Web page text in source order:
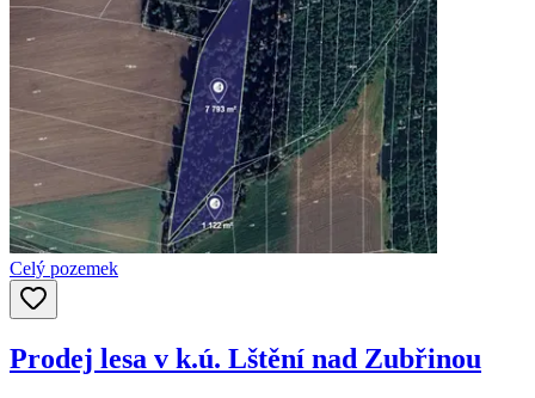
Celý pozemek
Prodej lesa v k.ú. Lštění nad Zubřinou